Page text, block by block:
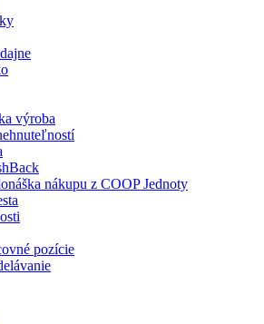
výroba
nákupu z COOP Jednoty
pozície